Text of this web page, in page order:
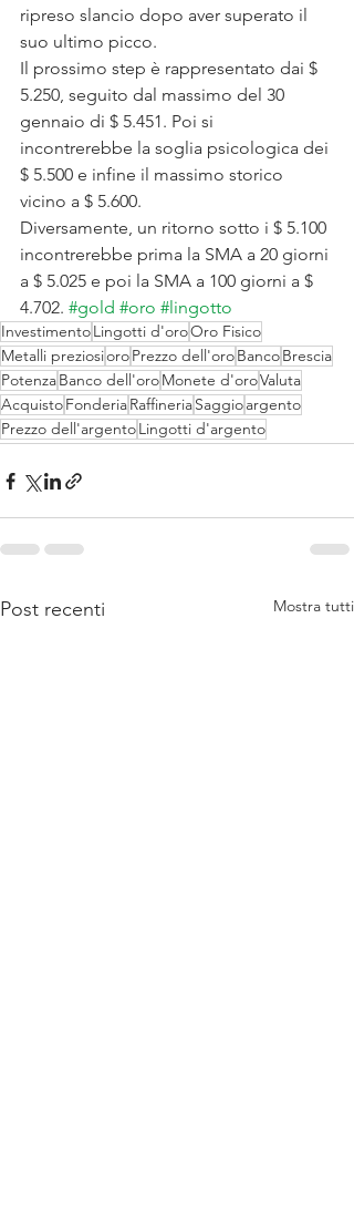
ripreso slancio dopo aver superato il
suo ultimo picco.
Il prossimo step è rappresentato dai $
5.250, seguito dal massimo del 30
gennaio di $ 5.451. Poi si
incontrerebbe la soglia psicologica dei
$ 5.500 e infine il massimo storico
vicino a $ 5.600.
Diversamente, un ritorno sotto i $ 5.100
incontrerebbe prima la SMA a 20 giorni
a $ 5.025 e poi la SMA a 100 giorni a $
4.702. #gold #oro #lingotto
InvestimentoLingotti d'oroOro Fisico
Metalli preziosioroPrezzo dell'oroBancoBrescia
PotenzaBanco dell'oroMonete d'oroValuta
AcquistoFonderiaRaffineriaSaggioargento
Prezzo dell'argentoLingotti d'argento
Post recenti Mostra tutti